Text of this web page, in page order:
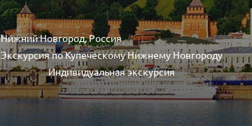
Нижний Новгород, Россия
Экскурсия по Купеческому Нижнему Новгороду
Индивидуальная экскурсия